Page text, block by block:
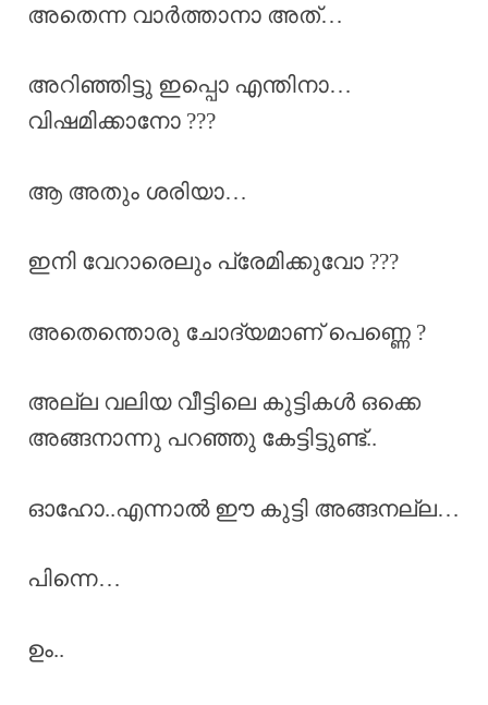
അതെന്ന വാർത്താനാ അത്…
അറിഞ്ഞിട്ടു ഇപ്പൊ എന്തിനാ…
വിഷമിക്കാനോ ???
ആ അതും ശരിയാ…
ഇനി വേറാരെലും പ്രേമിക്കുവോ ???
അതെന്തൊരു ചോദ്യമാണ് പെണ്ണെ ?
അല്ല വലിയ വീട്ടിലെ കുട്ടികൾ ഒക്കെ
അങ്ങനാന്നു പറഞ്ഞു കേട്ടിട്ടുണ്ട്..
ഓഹോ..എന്നാൽ ഈ കുട്ടി അങ്ങനല്ല…
പിന്നെ…
ഉം..